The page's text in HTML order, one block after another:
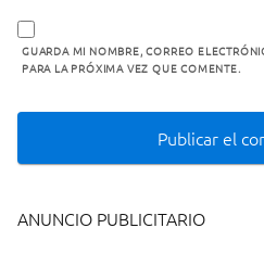
GUARDA MI NOMBRE, CORREO
PARA LA PRÓXIMA VEZ QUE COMENTE.
ANUNCIO PUBLICITARIO